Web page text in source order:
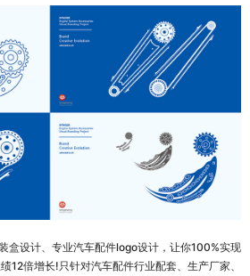
盒设计、专业汽车配件logo设计，让你100%实现
12倍增长!只针对汽车配件行业配套、生产厂家、